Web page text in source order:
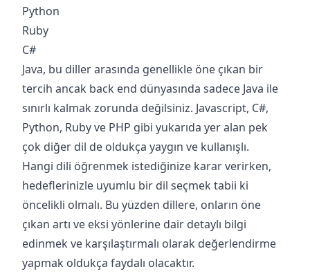
Python
Ruby
C#
Java, bu diller arasında genellikle öne çıkan bir
tercih ancak back end dünyasında sadece Java ile
sınırlı kalmak zorunda değilsiniz. Javascript, C#,
Python, Ruby ve PHP gibi yukarıda yer alan pek
çok diğer dil de oldukça yaygın ve kullanışlı.
Hangi dili öğrenmek istediğinize karar verirken,
hedeflerinizle uyumlu bir dil seçmek tabii ki
öncelikli olmalı. Bu yüzden dillere, onların öne
çıkan artı ve eksi yönlerine dair detaylı bilgi
edinmek ve karşılaştırmalı olarak değerlendirme
yapmak oldukça faydalı olacaktır.